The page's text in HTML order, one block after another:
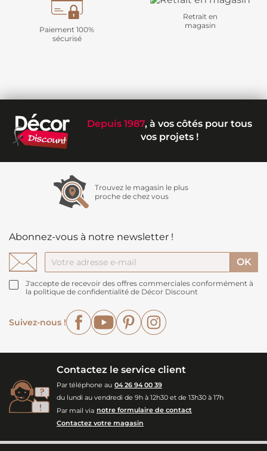
Paiement 100%
sécurisé
Retrait en
magasin
Depuis 1987, à vos côtés pour tous
vos projets !
Trouvez le magasin le plus
proche de chez vous
Abonnez-vous à notre newsletter !
J'accepte de recevoir des offres commerciales conformément à
la politique de confidentialité de Décor Discount
Suivez-nous !
FacebookYouTubePinterest
Contactez le service client
Par téléphone au 04 26 94 00 39
du lundi au vendredi de 9h à 12h30 et de 13h30 à 17h
Par mail via notre formulaire de contact
Contactez votre magasin